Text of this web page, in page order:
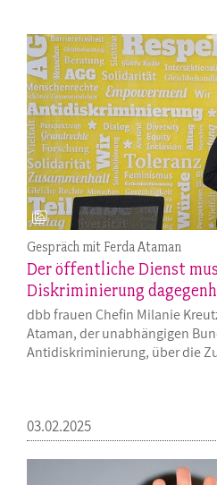
Gespräch mit Ferda Ataman
Der öffentliche Dienst
Diskriminierung
dbb frauen Chefin Milanie
Ataman, der unabhängigen
Antidiskriminierung, über die
03.02.2025